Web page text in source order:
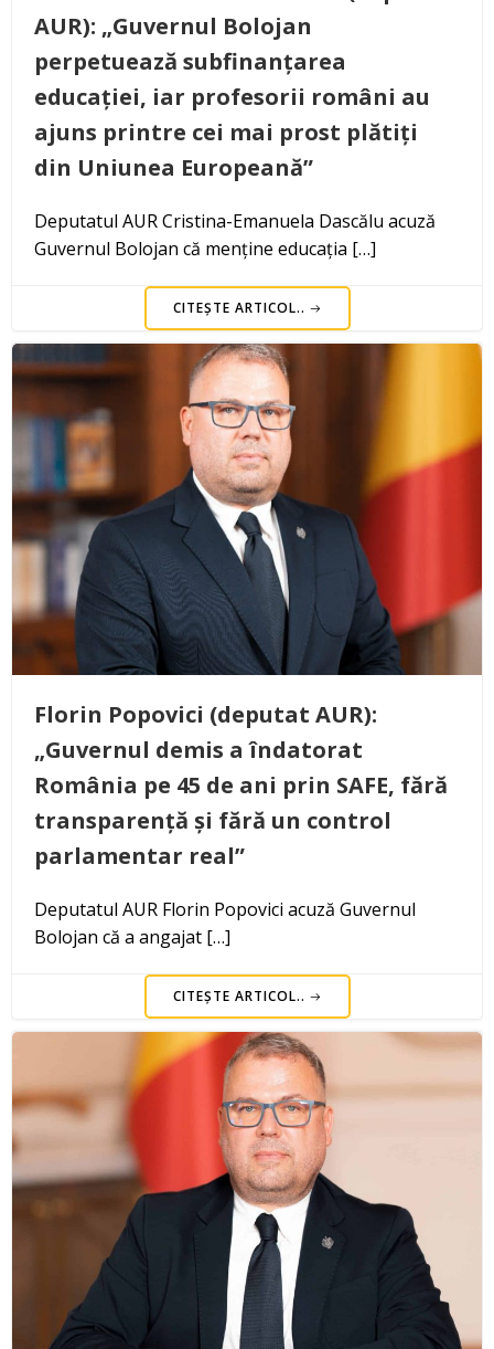
AUR): „Guvernul Bolojan
perpetuează subfinanțarea
educației, iar profesorii români au
ajuns printre cei mai prost plătiți
din Uniunea Europeană”
Deputatul AUR Cristina-Emanuela Dascălu acuză
Guvernul Bolojan că menține educația […]
CITEȘTE ARTICOL..
Florin Popovici (deputat AUR):
„Guvernul demis a îndatorat
România pe 45 de ani prin SAFE, fără
transparență și fără un control
parlamentar real”
Deputatul AUR Florin Popovici acuză Guvernul
Bolojan că a angajat […]
CITEȘTE ARTICOL..